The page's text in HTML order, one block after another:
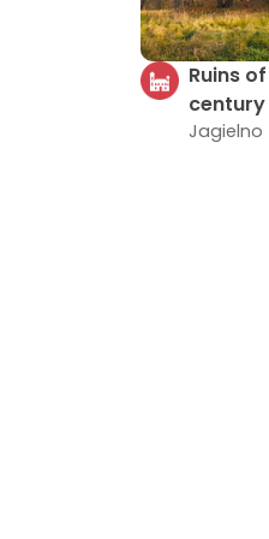
Ruins
Jagielno